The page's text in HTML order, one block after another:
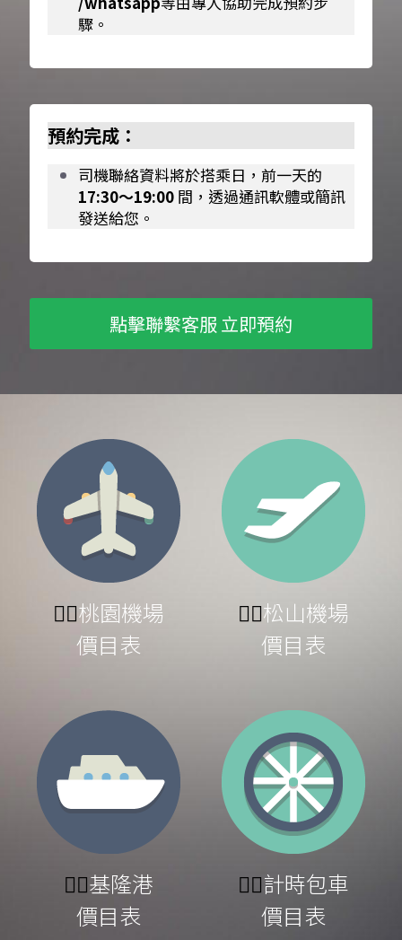
驟。
預約完成：
17:30～19:00 間，透過通訊軟體或簡訊
發送給您。
點擊聯繫客服 立即預約
👉🏻桃園機場
價目表
👉🏻松山機場
價目表
👉🏻基隆港
價目表
👉🏻計時包車
價目表